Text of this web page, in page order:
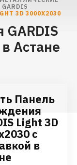
3D 3000Х2030
Астане
Панель
Light 3D
с
в